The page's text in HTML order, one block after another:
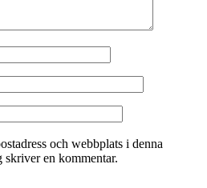
och webbplats i denna
skriver en kommentar.